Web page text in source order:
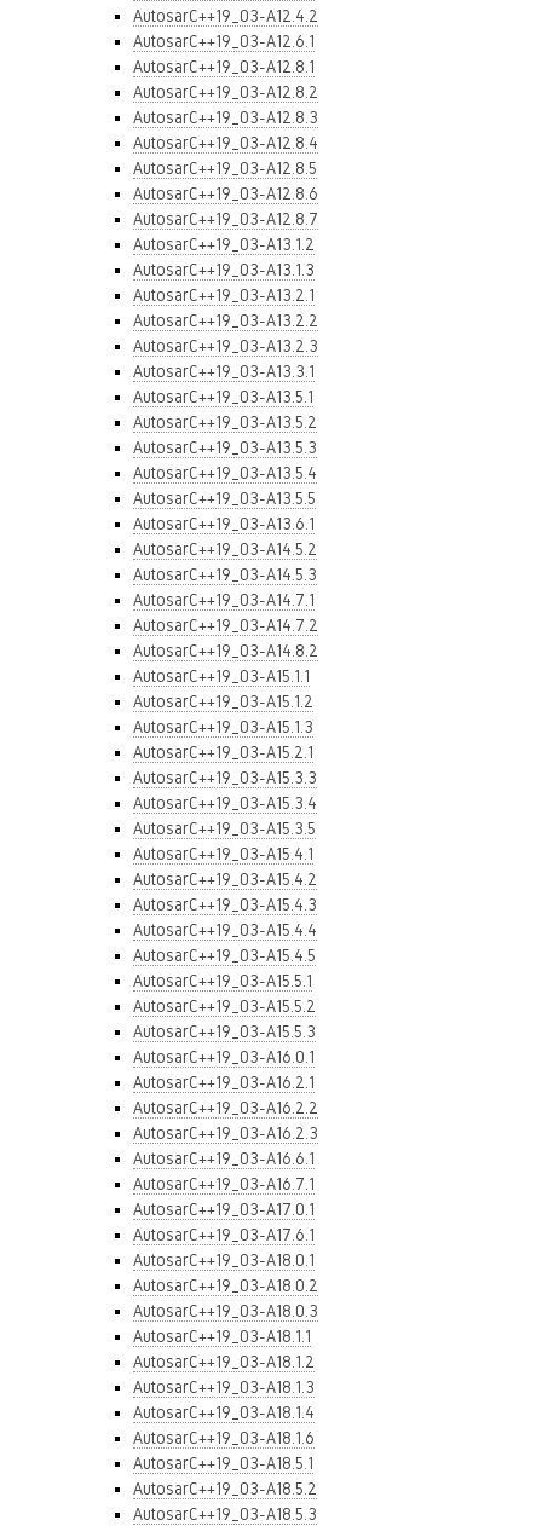
AutosarC++19_03-A12.4.2
AutosarC++19_03-A12.6.1
AutosarC++19_03-A12.8.1
AutosarC++19_03-A12.8.2
AutosarC++19_03-A12.8.3
AutosarC++19_03-A12.8.4
AutosarC++19_03-A12.8.5
AutosarC++19_03-A12.8.6
AutosarC++19_03-A12.8.7
AutosarC++19_03-A13.1.2
AutosarC++19_03-A13.1.3
AutosarC++19_03-A13.2.1
AutosarC++19_03-A13.2.2
AutosarC++19_03-A13.2.3
AutosarC++19_03-A13.3.1
AutosarC++19_03-A13.5.1
AutosarC++19_03-A13.5.2
AutosarC++19_03-A13.5.3
AutosarC++19_03-A13.5.4
AutosarC++19_03-A13.5.5
AutosarC++19_03-A13.6.1
AutosarC++19_03-A14.5.2
AutosarC++19_03-A14.5.3
AutosarC++19_03-A14.7.1
AutosarC++19_03-A14.7.2
AutosarC++19_03-A14.8.2
AutosarC++19_03-A15.1.1
AutosarC++19_03-A15.1.2
AutosarC++19_03-A15.1.3
AutosarC++19_03-A15.2.1
AutosarC++19_03-A15.3.3
AutosarC++19_03-A15.3.4
AutosarC++19_03-A15.3.5
AutosarC++19_03-A15.4.1
AutosarC++19_03-A15.4.2
AutosarC++19_03-A15.4.3
AutosarC++19_03-A15.4.4
AutosarC++19_03-A15.4.5
AutosarC++19_03-A15.5.1
AutosarC++19_03-A15.5.2
AutosarC++19_03-A15.5.3
AutosarC++19_03-A16.0.1
AutosarC++19_03-A16.2.1
AutosarC++19_03-A16.2.2
AutosarC++19_03-A16.2.3
AutosarC++19_03-A16.6.1
AutosarC++19_03-A16.7.1
AutosarC++19_03-A17.0.1
AutosarC++19_03-A17.6.1
AutosarC++19_03-A18.0.1
AutosarC++19_03-A18.0.2
AutosarC++19_03-A18.0.3
AutosarC++19_03-A18.1.1
AutosarC++19_03-A18.1.2
AutosarC++19_03-A18.1.3
AutosarC++19_03-A18.1.4
AutosarC++19_03-A18.1.6
AutosarC++19_03-A18.5.1
AutosarC++19_03-A18.5.2
AutosarC++19_03-A18.5.3